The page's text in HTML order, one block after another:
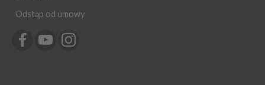
Odstąp od umowy